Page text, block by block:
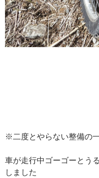
※二度とやらない整備の
車が走行中ゴーゴーとう
しました